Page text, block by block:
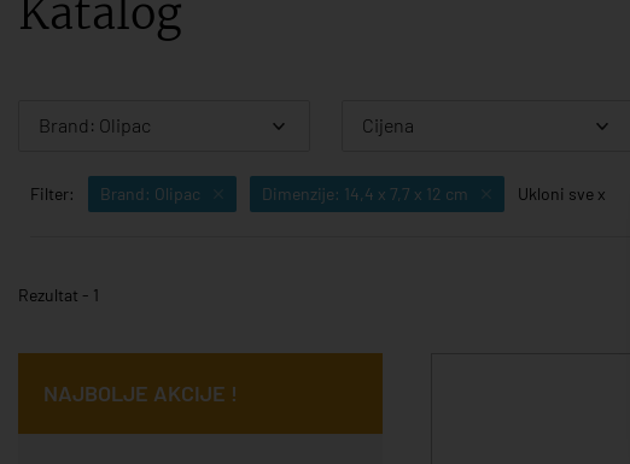
Katalog
Brand: Olipac Cijena
Filter: Brand: Olipac Dimenzije: 14,4 x 7,7 x 12 cm Ukloni sve x
Rezultat - 1
NAJBOLJE AKCIJE !